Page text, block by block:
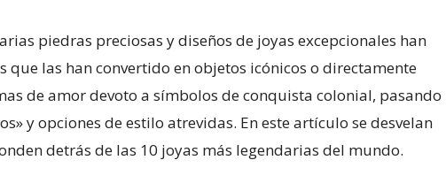
piedras preciosas y diseños de joyas excepcionales han
que las han convertido en objetos icónicos o directamente
de amor devoto a símbolos de conquista colonial, pasando
y opciones de estilo atrevidas. En este artículo se desvelan
detrás de las 10 joyas más legendarias del mundo.